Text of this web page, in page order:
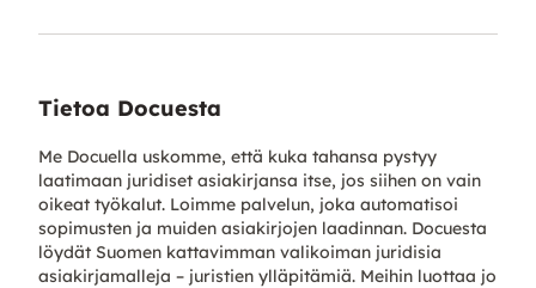
Tietoa Docuesta
Me Docuella uskomme, että kuka tahansa pystyy
laatimaan juridiset asiakirjansa itse, jos siihen on vain
oikeat työkalut. Loimme palvelun, joka automatisoi
sopimusten ja muiden asiakirjojen laadinnan. Docuesta
löydät Suomen kattavimman valikoiman juridisia
asiakirjamalleja – juristien ylläpitämiä. Meihin luottaa jo